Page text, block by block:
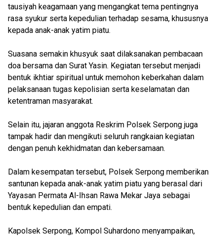
tausiyah keagamaan yang mengangkat tema pentingnya
rasa syukur serta kepedulian terhadap sesama, khususnya
kepada anak-anak yatim piatu.
Suasana semakin khusyuk saat dilaksanakan pembacaan
doa bersama dan Surat Yasin. Kegiatan tersebut menjadi
bentuk ikhtiar spiritual untuk memohon keberkahan dalam
pelaksanaan tugas kepolisian serta keselamatan dan
ketentraman masyarakat.
Selain itu, jajaran anggota Reskrim Polsek Serpong juga
tampak hadir dan mengikuti seluruh rangkaian kegiatan
dengan penuh kekhidmatan dan kebersamaan.
Dalam kesempatan tersebut, Polsek Serpong memberikan
santunan kepada anak-anak yatim piatu yang berasal dari
Yayasan Permata Al-Ihsan Rawa Mekar Jaya sebagai
bentuk kepedulian dan empati.
Kapolsek Serpong, Kompol Suhardono menyampaikan,